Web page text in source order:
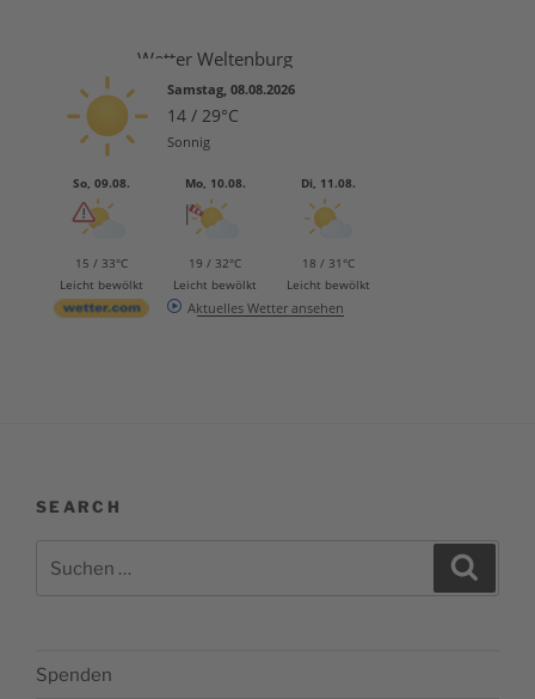
Wetter Weltenburg
Samstag, 08.08.2026
14 / 29°C
Sonnig
So, 09.08.
15 / 33°C
Leicht bewölkt
Mo, 10.08.
19 / 32°C
Leicht bewölkt
Di, 11.08.
18 / 31°C
Leicht bewölkt
Aktuelles Wetter ansehen
SEARCH
nach:
Spenden